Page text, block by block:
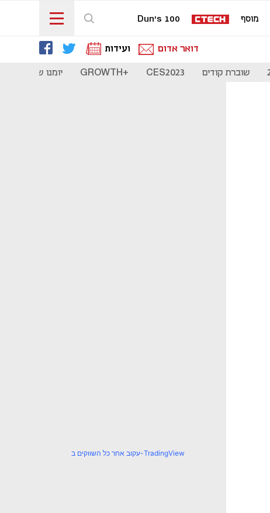
מוסף Dun's 100
דואר אדום ועידות
שוברת קודים CES2023
+GROWTH יומנו של
עקוב אחר כל השווקים ב-TradingView